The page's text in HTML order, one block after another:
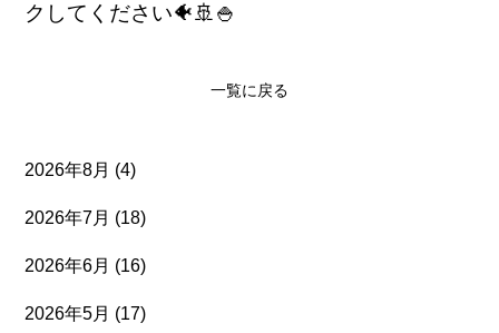
クしてください🐠🚢🍚
一覧に戻る
2026年8月 (4)
2026年7月 (18)
2026年6月 (16)
2026年5月 (17)